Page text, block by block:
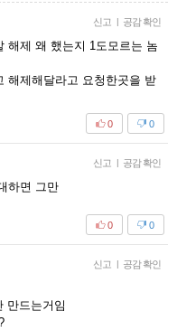
신고 | 공감 확인
해제 왜 했는지 1도모르는 놈
해제해달라고 요청한곳을 받
0
0
신고 | 공감 확인
하면 그만
0
0
신고 | 공감 확인
만드는거임